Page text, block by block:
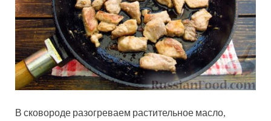
В сковороде разогреваем растительное масло,